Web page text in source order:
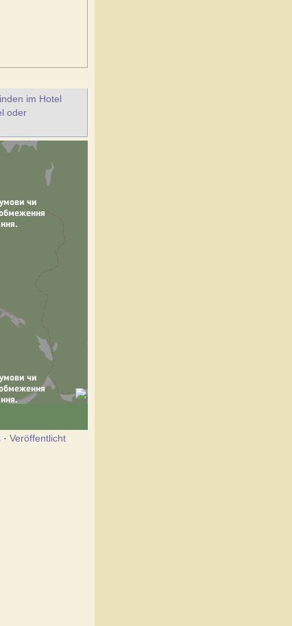
im Hotel
oder
· Veröffentlicht